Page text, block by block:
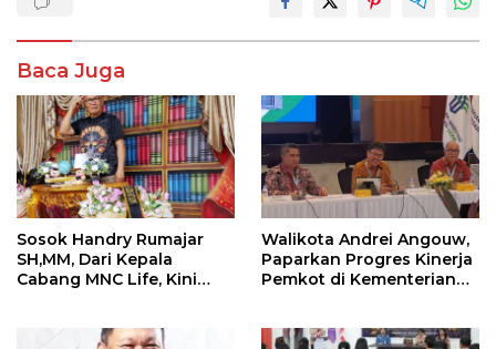
Baca Juga
Sosok Handry Rumajar
SH,MM, Dari Kepala
Cabang MNC Life, Kini
Walikota Andrei Angouw,
Paparkan Progres Kinerja
Pemkot di Kementerian